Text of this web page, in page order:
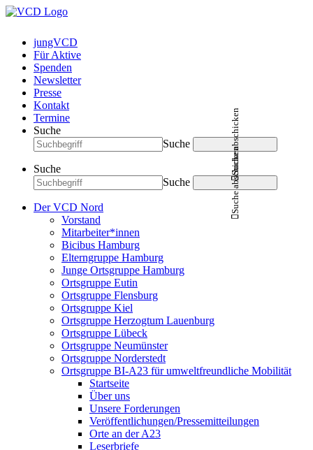
jungVCD
Für Aktive
Spenden
Newsletter
Presse
Kontakt
Termine
Suche
Suche
Suche abschicken
Suche
Suche
Suche abschicken
Der VCD Nord
Vorstand
Mitarbeiter*innen
Bicibus Hamburg
Elterngruppe Hamburg
Junge Ortsgruppe Hamburg
Ortsgruppe Eutin
Ortsgruppe Flensburg
Ortsgruppe Kiel
Ortsgruppe Herzogtum Lauenburg
Ortsgruppe Lübeck
Ortsgruppe Neumünster
Ortsgruppe Norderstedt
Ortsgruppe BI-A23 für umweltfreundliche Mobilität
Startseite
Über uns
Unsere Forderungen
Veröffentlichungen/Pressemitteilungen
Orte an der A23
Leserbriefe